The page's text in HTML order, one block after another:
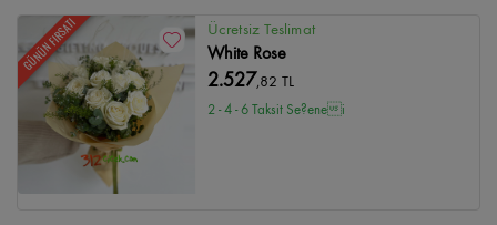
GÜNÜN FIRSATI Ücretsiz Teslimat
White Rose
2.527,82 TL
2 - 4 - 6 Taksit Se?enei